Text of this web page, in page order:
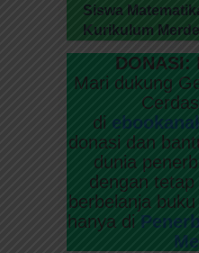
Siswa
Kurikulum
DONASI:
Mari dukung
di
donasi dan
dunia
dengan
berbelanja
hanya di